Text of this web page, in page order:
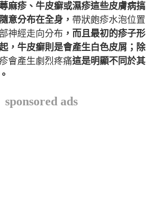
麻疹、牛皮癬或濕疹這些皮膚病搞
意分布在全身， 帶狀皰疹水泡位置
神經走向分布 ，而且最初的疹子形
，牛皮癬則是會產生白色皮屑；除
會產生劇烈疼痛這是明顯不同於其
sponsored ads